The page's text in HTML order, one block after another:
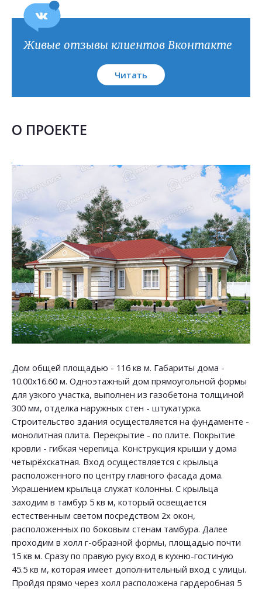
План кровли
Живые отзывы клиентов Вконтакте
Читать
О ПРОЕКТЕ
Дом общей площадью - 116 кв м. Габариты дома -
10.00х16.60 м. Одноэтажный дом прямоугольной формы
для узкого участка, выполнен из газобетона толщиной
300 мм, отделка наружных стен - штукатурка.
Строительство здания осуществляется на фундаменте -
монолитная плита. Перекрытие - по плите. Покрытие
кровли - гибкая черепица. Конструкция крыши у дома
четырёхскатная. Вход осуществляется с крыльца
расположенного по центру главного фасада дома.
Украшением крыльца служат колонны. С крыльца
заходим в тамбур 5 кв м, который освещается
естественным светом посредством 2х окон,
расположенных по боковым стенам тамбура. Далее
проходим в холл г-образной формы, площадью почти
15 кв м. Сразу по правую руку вход в кухню-гостиную
45.5 кв м, которая имеет дополнительный вход с улицы.
Пройдя прямо через холл расположена гардеробная 5